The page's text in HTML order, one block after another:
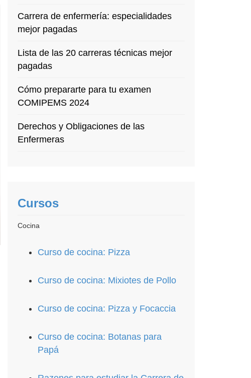
Carrera de enfermería: especialidades
mejor pagadas
Lista de las 20 carreras técnicas mejor
pagadas
Cómo prepararte para tu examen
COMIPEMS 2024
Derechos y Obligaciones de las
Enfermeras
Cursos
Cocina
Curso de cocina: Pizza
Curso de cocina: Mixiotes de Pollo
Curso de cocina: Pizza y Focaccia
Curso de cocina: Botanas para
Papá